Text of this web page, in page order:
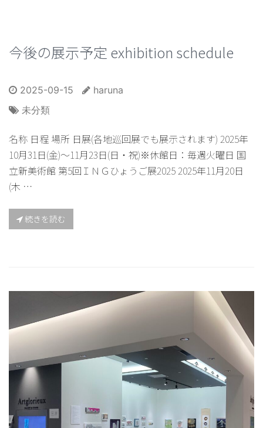
今後の展示予定 exhibition schedule
2025-09-15
haruna
未分類
名称 日程 場所 日展(各地巡回展でも展示されます) 2025年
10月31日(金)～11月23日(日・祝)※休館日：毎週火曜日 国
立新美術館 第5回ＩＮＧひょうご展2025 2025年11月20日
(木 …
続きを読む